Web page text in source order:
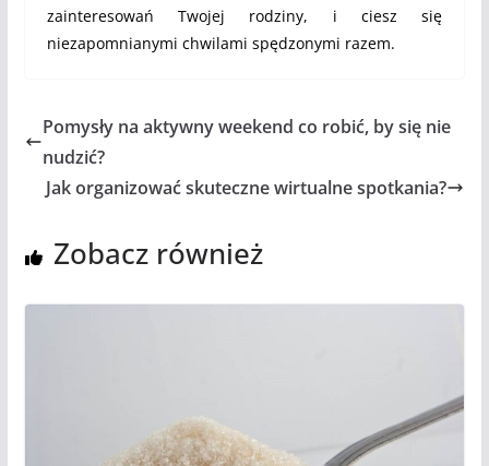
zainteresowań Twojej rodziny, i ciesz się
niezapomnianymi chwilami spędzonymi razem.
Pomysły na aktywny weekend co robić, by się nie
nudzić?
Jak organizować skuteczne wirtualne spotkania?
Zobacz również